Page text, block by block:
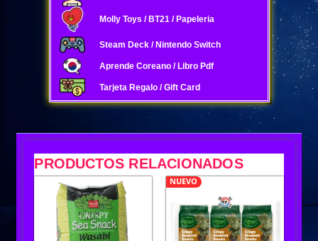
Molly Toys / BT21 / Papeleria
Steam Deck / Nintendo Switch
Aprende Coreano / Libro Pdf
Tarjeta Regalo / Gift Card
PRODUCTOS RELACIONADOS
NUEVO